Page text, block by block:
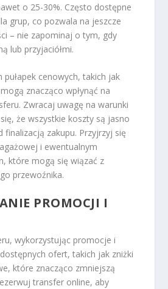
o 25-30%. Często dostępne
grup, co pozwala na jeszcze
– nie zapominaj o tym, gdy
lub przyjaciółmi.
pułapek cenowych, takich jak
znacząco wpłynąć na
Zwracaj uwagę na warunki
że wszystkie koszty są jasno
finalizacją zakupu. Przyjrzyj się
i ewentualnym
które mogą się wiązać z
przewoźnika.
PROMOCJI I
wykorzystując promocje i
ofert, takich jak zniżki
które znacząco zmniejszą
transfer online, aby